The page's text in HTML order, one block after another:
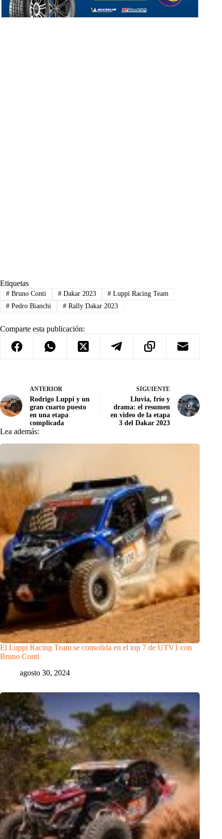
Etiquetas
#Bruno Conti #Dakar 2023 # Luppi Racing Team
#Pedro Bianchi #Rally Dakar 2023
Comparte esta publicación:
ANTERIOR
Rodrigo Luppi y un
gran cuarto puesto
en una etapa
complicada
SIGUIENTE
Lluvia, frío y
drama: el resumen
en video de la etapa
3 del Dakar 2023
Lea además:
El Luppi Racing Team se consolida en el top 7 de UTV1 con
Bruno Conti
agosto 30, 2024